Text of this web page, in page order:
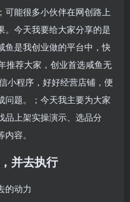
可能很多小伙伴在网创路上
。今天我要给大家分享的是
鱼是我创业做的平台中，快
推荐大家，创业首选咸鱼无
小程序，好好经营店铺，便
问题。；今天我主要为大家
品上架实操演示、选品分
容。
并去执行
的动力